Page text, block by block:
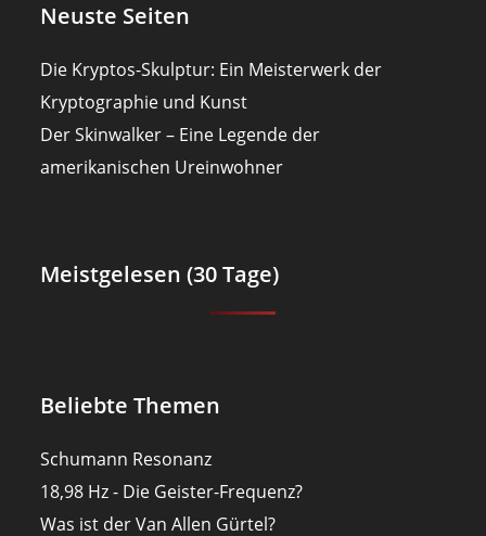
Neuste Seiten
Die Kryptos-Skulptur: Ein Meisterwerk der
Kryptographie und Kunst
Der Skinwalker – Eine Legende der
amerikanischen Ureinwohner
Meistgelesen (30 Tage)
Beliebte Themen
Schumann Resonanz
18,98 Hz - Die Geister-Frequenz?
Was ist der Van Allen Gürtel?